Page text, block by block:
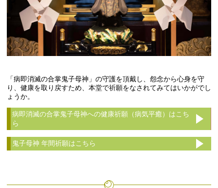
「病即消滅の合掌鬼子母神」の守護を頂戴し、怨念から心身を守
り、健康を取り戻すため、本堂で祈願をなされてみてはいかがでし
ょうか。
病即消滅の合掌鬼子母神への健康祈願（病気平癒）はこち
ら
鬼子母神 年間祈願はこちら